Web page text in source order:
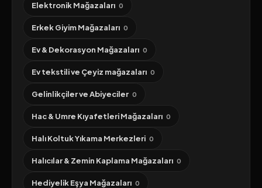
Elektronik Mağazaları 0
Erkek Giyim Mağazaları 0
Ev & Dekorasyon Mağazaları 0
Ev tekstili ve Çeyiz mağazaları 0
Gelinlikçiler ve Abiyeciler 0
Hac & Umre Kıyafetleri Mağazaları 0
Halı Koltuk Yıkama Merkezleri 0
Halıcılar & Zemin Kaplama Mağazaları 0
Hediyelik Eşya Mağazaları 0